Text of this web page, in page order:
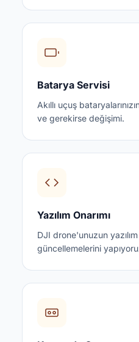
Batarya Servisi
Akıllı uçuş
ve gerekirse değişimi.
Yazılım Onarımı
DJI drone'unuzun
güncellemelerini